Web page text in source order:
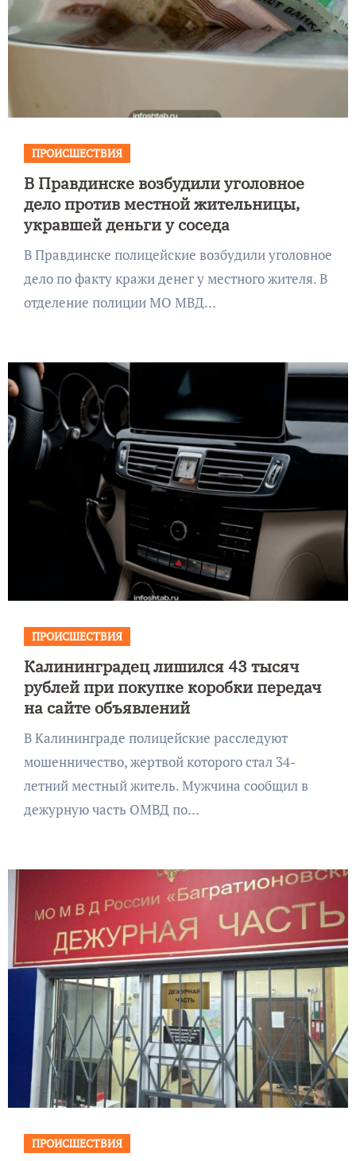
ПРОИСШЕСТВИЯ
В Правдинске возбудили уголовное
дело против местной жительницы,
укравшей деньги у соседа
В Правдинске полицейские возбудили уголовное
дело по факту кражи денег у местного жителя. В
отделение полиции МО МВД…
ПРОИСШЕСТВИЯ
Калининградец лишился 43 тысяч
рублей при покупке коробки передач
на сайте объявлений
В Калининграде полицейские расследуют
мошенничество, жертвой которого стал 34-
летний местный житель. Мужчина сообщил в
дежурную часть ОМВД по…
ПРОИСШЕСТВИЯ